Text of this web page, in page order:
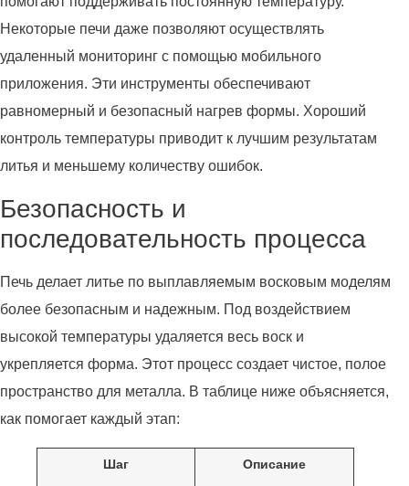
Некоторые печи даже позволяют осуществлять
удаленный мониторинг с помощью мобильного
приложения. Эти инструменты обеспечивают
равномерный и безопасный нагрев формы. Хороший
контроль температуры приводит к лучшим результатам
литья и меньшему количеству ошибок.
Безопасность и
последовательность процесса
Печь делает литье по выплавляемым восковым моделям
более безопасным и надежным. Под воздействием
высокой температуры удаляется весь воск и
укрепляется форма. Этот процесс создает чистое, полое
пространство для металла. В таблице ниже объясняется,
как помогает каждый этап:
Шаг Описание